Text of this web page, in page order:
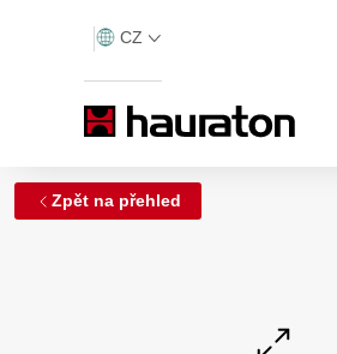
CZ
Zpět na přehled